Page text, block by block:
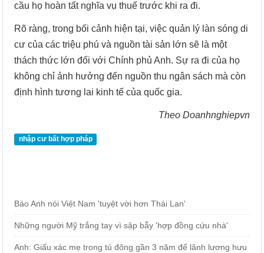
cầu họ hoàn tất nghĩa vụ thuế trước khi ra đi.
Rõ ràng, trong bối cảnh hiện tại, việc quản lý làn sóng di
cư của các triệu phú và nguồn tài sản lớn sẽ là một
thách thức lớn đối với Chính phủ Anh. Sự ra đi của họ
không chỉ ảnh hưởng đến nguồn thu ngân sách mà còn
định hình tương lai kinh tế của quốc gia.
Theo Doanhnghiepvn
nhập cư bất hợp pháp
Báo Anh nói Việt Nam 'tuyệt vời hơn Thái Lan'
Những người Mỹ trắng tay vì sập bẫy 'hợp đồng cứu nhà'
Anh: Giấu xác mẹ trong tủ đông gần 3 năm để lãnh lương hưu